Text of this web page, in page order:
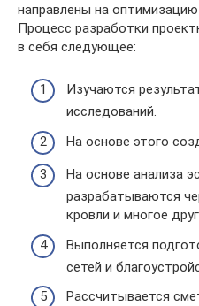
направлены на
Процесс разработки
в себя следующее:
Изучаются
исследований.
На основе этого
На основе анализа
разрабатываются
кровли и многое
Выполняется
сетей и
Рассчитывается